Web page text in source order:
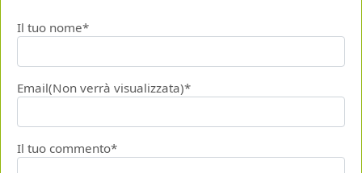
Il tuo nome*
Email(Non verrà visualizzata)*
Il tuo commento*